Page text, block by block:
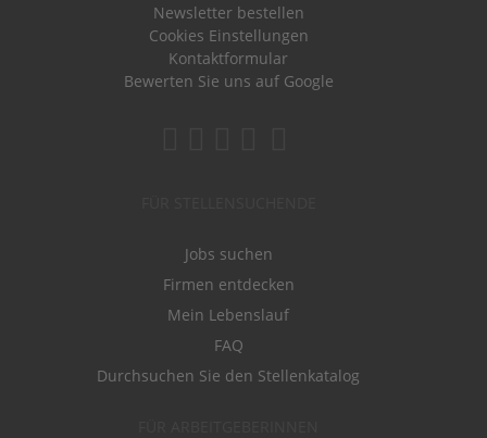
Newsletter bestellen
Cookies Einstellungen
Kontaktformular
Bewerten Sie uns auf Google
Jobs suchen
Firmen entdecken
Mein Lebenslauf
FAQ
Durchsuchen Sie den Stellenkatalog